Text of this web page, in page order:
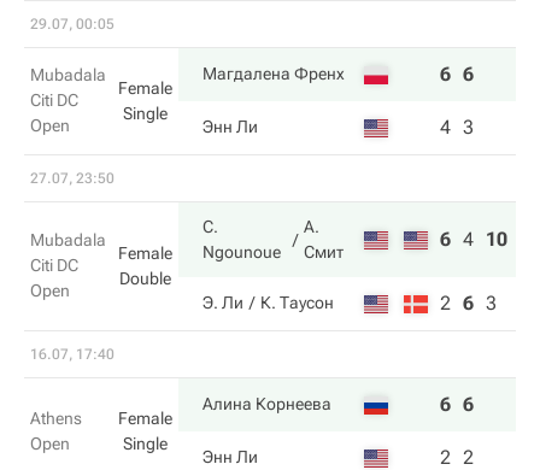
29.07, 00:05
Mubadala
Citi DC
Open
Female
Single
Магдалена Френх 6 6
Энн Ли 4 3
27.07, 23:50
Mubadala
Citi DC
Open
Female
Double
C.
Ngounoue
А.
Смит
6 4 10
Э. Ли К. Таусон 2 6 3
16.07, 17:40
Athens
Open
Female
Single
Алина Корнеева 6 6
Энн Ли 2 2